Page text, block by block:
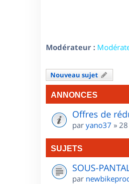
Modérateur :
Nouveau sujet
ANNONCES
Offres de
par yano37 »
SUJETS
SOUS-
par